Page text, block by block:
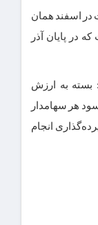
در آذر سال ۱۴۰۲ و ۱۷ همت در اسفند همان
۲۵ همت است که در پایان آذر
به ارزش
هزار تومانی، سود هر سهامدار
انجام